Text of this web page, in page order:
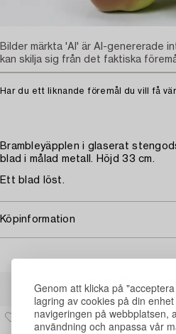
Genom att klicka på
lagring av cookies på din
navigeringen på webbplatsen,
användning och anpassa vår
Har du ett liknande föremål du vill få
Brambleyäpplen i glaserat
blad i målad metall. Höjd 33 cm.
Ett blad löst.
Köpinformation
Bilder märkta 'AI' är AI-genererade
kan skilja sig från det faktiska
Andra har